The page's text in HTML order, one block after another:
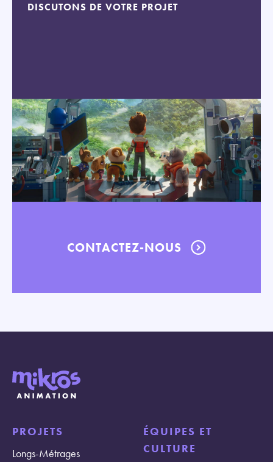
DISCUTONS DE VOTRE PROJET
CONTACTEZ-NOUS
PROJETS
Longs-Métrages
ÉQUIPES ET
CULTURE